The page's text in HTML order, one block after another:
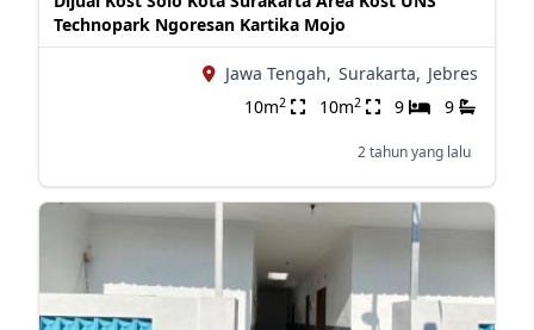
Technopark Ngoresan Kartika Mojo
Jawa Tengah, Surakarta, Jebres
10m2 10m2 9 9
2 tahun yang lalu